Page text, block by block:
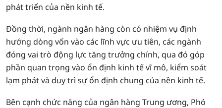
phát triển của nền kinh tế.
Đồng thời, ngành ngân hàng còn có nhiệm vụ định
hướng dòng vốn vào các lĩnh vực ưu tiên, các ngành
đóng vai trò động lực tăng trưởng chính, qua đó góp
phần quan trọng vào ổn định kinh tế vĩ mô, kiểm soát
lạm phát và duy trì sự ổn định chung của nền kinh tế.
Bên cạnh chức năng của ngân hàng Trung ương, Phó